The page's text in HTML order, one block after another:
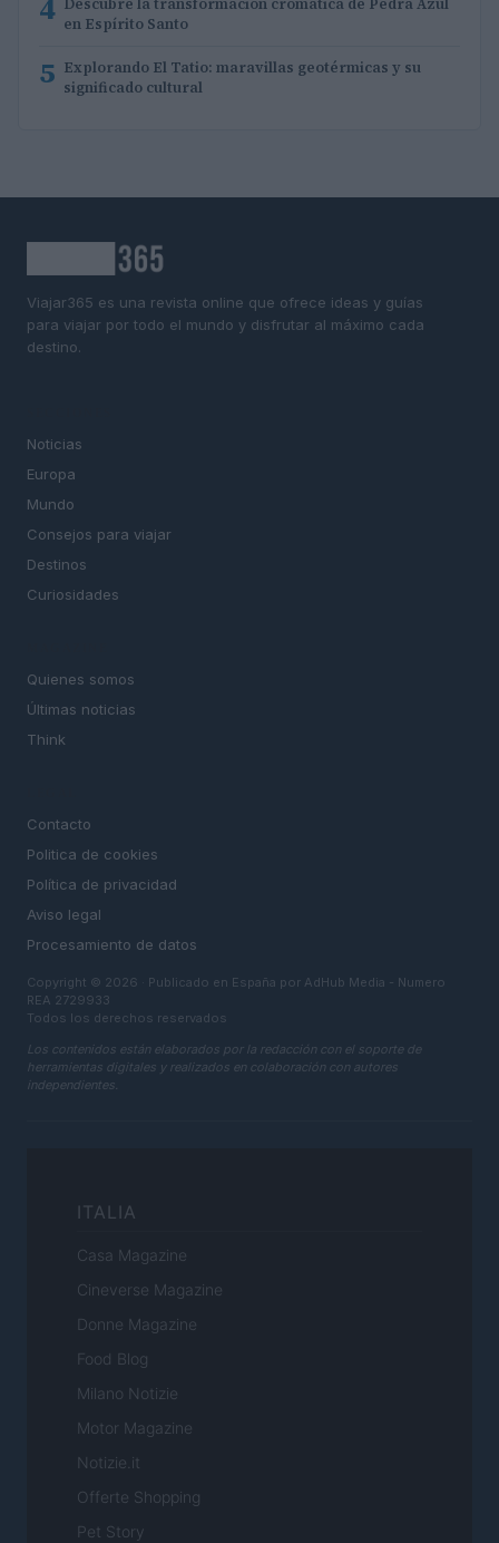
4 Descubre la transformación cromática de Pedra Azul
en Espírito Santo
5 Explorando El Tatio: maravillas geotérmicas y su
significado cultural
Viajar365 es una revista online que ofrece ideas y guías
para viajar por todo el mundo y disfrutar al máximo cada
destino.
Noticias
Europa
Mundo
Consejos para viajar
Destinos
Curiosidades
Quienes somos
Últimas noticias
Think
Contacto
Politica de cookies
Política de privacidad
Aviso legal
Procesamiento de datos
Copyright © 2026 · Publicado en España por AdHub Media - Numero
REA 2729933
Todos los derechos reservados
Los contenidos están elaborados por la redacción con el soporte de
herramientas digitales y realizados en colaboración con autores
independientes.
ITALIA
Casa Magazine
Cineverse Magazine
Donne Magazine
Food Blog
Milano Notizie
Motor Magazine
Notizie.it
Offerte Shopping
Pet Story